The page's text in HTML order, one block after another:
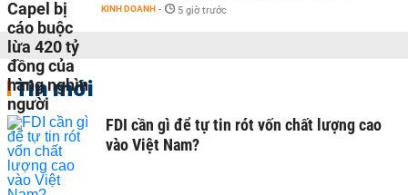
KINH DOANH - 5 giờ trước
Tin mới
FDI cần gì để tự tin rót vốn chất lượng cao
vào Việt Nam?